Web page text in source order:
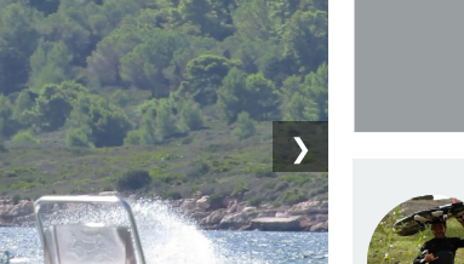
❯